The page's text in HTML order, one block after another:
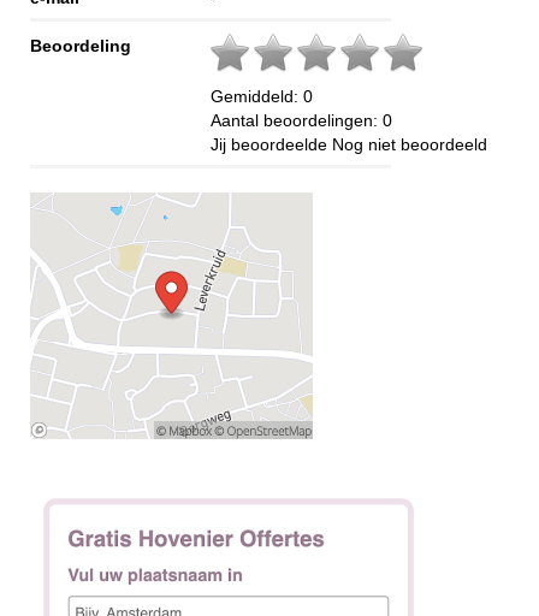
Beoordeling
Gemiddeld: 0
Aantal beoordelingen: 0
Jij beoordeelde Nog niet beoordeeld